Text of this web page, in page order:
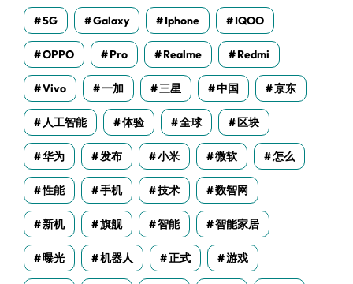
5G Galaxy Iphone IQOO
OPPO Pro Realme Redmi
Vivo 一加 三星 中国 京东
人工智能 体验 全球 区块
华为 发布 小米 微软 怎么
性能 手机 技术 数智网
新机 旗舰 智能 智能家居
曝光 机器人 正式 游戏